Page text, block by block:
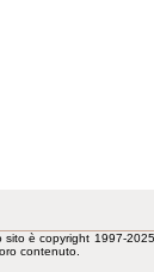
sito è copyright 1997-
contenuto.